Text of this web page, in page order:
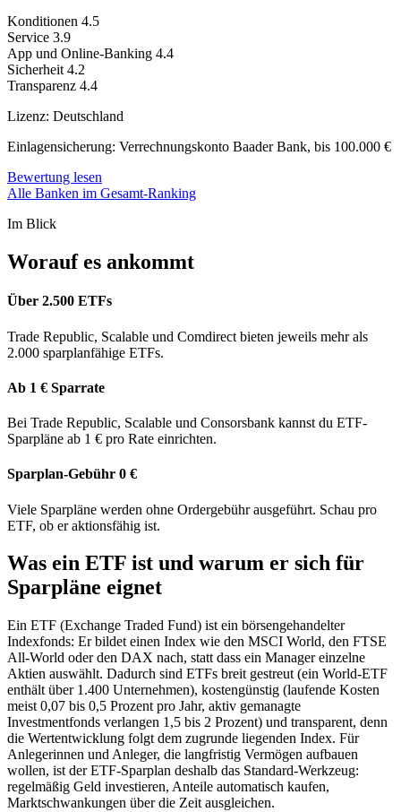
Konditionen 4.5
Service 3.9
App und Online-Banking 4.4
Sicherheit 4.2
Transparenz 4.4
Lizenz: Deutschland
Einlagensicherung: Verrechnungskonto Baader Bank, bis 100.000 €
Bewertung lesen
Alle Banken im Gesamt-Ranking
Im Blick
Worauf es ankommt
Über 2.500 ETFs
Trade Republic, Scalable und Comdirect bieten jeweils mehr als
2.000 sparplanfähige ETFs.
Ab 1 € Sparrate
Bei Trade Republic, Scalable und Consorsbank kannst du ETF-
Sparpläne ab 1 € pro Rate einrichten.
Sparplan-Gebühr 0 €
Viele Sparpläne werden ohne Ordergebühr ausgeführt. Schau pro
ETF, ob er aktionsfähig ist.
Was ein ETF ist und warum er sich für
Sparpläne eignet
Ein ETF (Exchange Traded Fund) ist ein börsengehandelter
Indexfonds: Er bildet einen Index wie den MSCI World, den FTSE
All-World oder den DAX nach, statt dass ein Manager einzelne
Aktien auswählt. Dadurch sind ETFs breit gestreut (ein World-ETF
enthält über 1.400 Unternehmen), kostengünstig (laufende Kosten
meist 0,07 bis 0,5 Prozent pro Jahr, aktiv gemanagte
Investmentfonds verlangen 1,5 bis 2 Prozent) und transparent, denn
die Wertentwicklung folgt dem zugrunde liegenden Index. Für
Anlegerinnen und Anleger, die langfristig Vermögen aufbauen
wollen, ist der ETF-Sparplan deshalb das Standard-Werkzeug:
regelmäßig Geld investieren, Anteile automatisch kaufen,
Marktschwankungen über die Zeit ausgleichen.